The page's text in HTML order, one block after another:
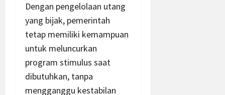
Dengan pengelolaan utang
yang bijak, pemerintah
tetap memiliki kemampuan
untuk meluncurkan
program stimulus saat
dibutuhkan, tanpa
mengganggu kestabilan